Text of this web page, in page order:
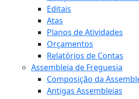
Editais
Atas
Planos de Atividades
Orçamentos
Relatórios de Contas
Assembleia de Freguesia
Composição da
Antigas Assembleias